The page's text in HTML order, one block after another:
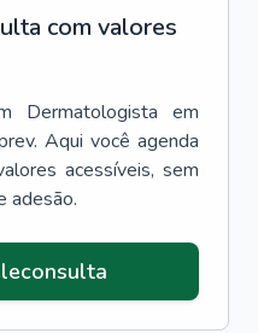
com valores
Dermatologista em
Aqui você agenda
acessíveis, sem
adesão.